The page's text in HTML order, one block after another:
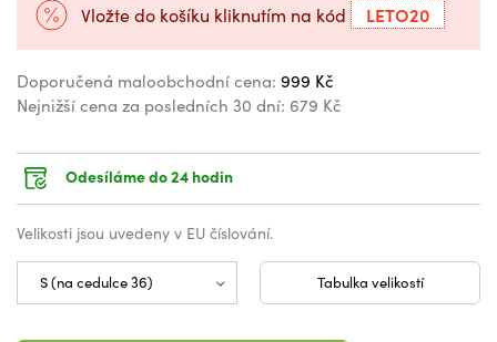
Vložte do košíku kliknutím na kód LETO20
Doporučená maloobchodní cena: 999 Kč
Nejnižší cena za posledních 30 dní: 679 Kč
Odesíláme do 24 hodin
Velikosti jsou uvedeny v EU číslování.
Tabulka velikostí